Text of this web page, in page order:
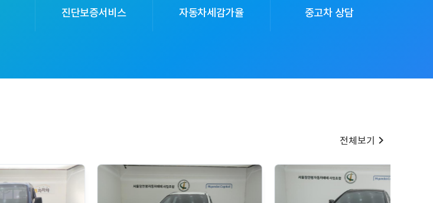
진단보증서비스 자동차세감가율 중고차 상담
전체보기